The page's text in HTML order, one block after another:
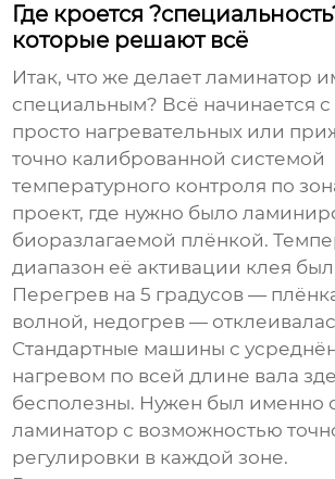
Где кроется
которые решают всё
Итак, что же делает ламинатор
специальным? Всё начинается с
просто нагревательных или
точно калиброванной системой
температурного контроля по
проект, где нужно было
биоразлагаемой плёнкой.
диапазон её активации клея
Перегрев на 5 градусов —
волной, недогрев —
Стандартные машины с
нагревом по всей длине вала
бесполезны. Нужен был именно
ламинатор с возможностью
регулировки в каждой зоне.